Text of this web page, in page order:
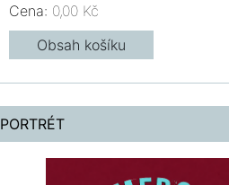
Cena: 0,00 Kč
Obsah košíku
PORTRÉT